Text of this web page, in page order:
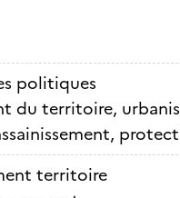
politiques
du territoire,
territoire